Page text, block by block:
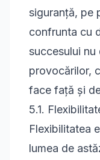
siguranță, pe
confrunta cu
succesului nu
provocărilor,
face față și
5.1.
Flexibilitatea
lumea de